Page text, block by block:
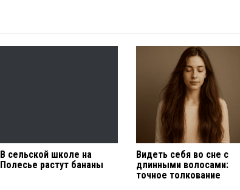
В сельской школе на
Полесье растут бананы
Видеть себя во сне с
длинными волосами:
точное толкование